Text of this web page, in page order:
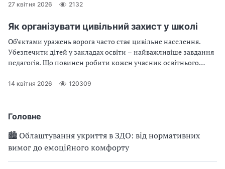
Головне
🏙 Облаштування укриття в ЗДО: від нормативних
вимог до емоційного комфорту
27 квітня 2026 2132
Як організувати цивільний захист у школі
Об’єктами уражень ворога часто стає цивільне населення.
Убезпечити дітей у закладах освіти – найважливіше завдання
педагогів. Що повинен робити кожен учасник освітнього
організувати цей процес – читаймо далі
14 квітня 2026 120309